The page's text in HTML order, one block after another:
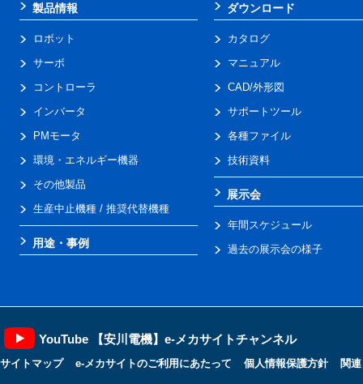
製品情報
ロボット
サーボ
コントローラ
インバータ
PMモータ
環境・エネルギー機器
その他製品
生産中止機種 / 推奨代替機種
用途・事例
ダウンロード
カタログ
マニュアル
CAD/外形図
サポートツール
各種ファイル
技術資料
展示会
年間スケジュール
過去の展示会の様子
YouTube 【安川電機】e-メカサイトチャンネル
サイトマップ e-メカサイトのご利用にあたって 個人情報保護方針 関